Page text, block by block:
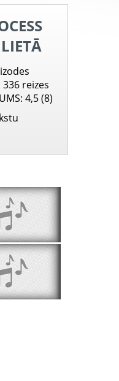
336 reizes
: 4,5 (8)